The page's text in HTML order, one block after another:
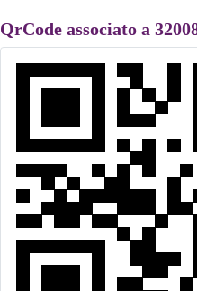
QrCode associato a